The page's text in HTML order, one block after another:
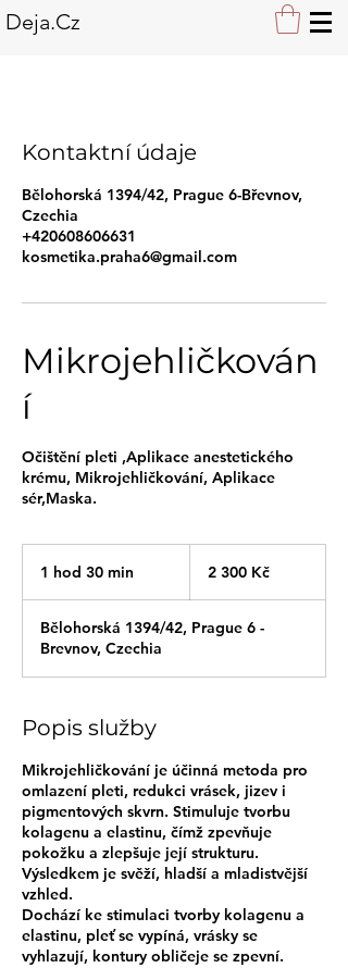
Deja.Cz
Kontaktní údaje
Bělohorská 1394/42, Prague 6-Břevnov,
Czechia
+420608606631
kosmetika.praha6@gmail.com
Mikrojehličkován
í
Očištění pleti ,Aplikace anestetického
krému, Mikrojehličkování, Aplikace
sér,Maska.
1 hod 30 min
3
0
m
korun2 300 Kč
Bělohorská 1394/42, Prague 6 -
Brevnov, Czechia
Popis služby
Mikrojehličkování je účinná metoda pro
omlazení pleti, redukci vrásek, jizev i
pigmentových skvrn. Stimuluje tvorbu
kolagenu a elastinu, čímž zpevňuje
pokožku a zlepšuje její strukturu.
Výsledkem je svěží, hladší a mladistvější
vzhled.
Dochází ke stimulaci tvorby kolagenu a
elastinu, pleť se vypíná, vrásky se
vyhlazují, kontury obličeje se zpevní.